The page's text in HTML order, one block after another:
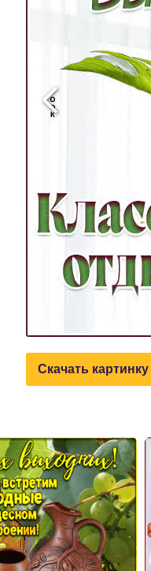
Скачать картинку